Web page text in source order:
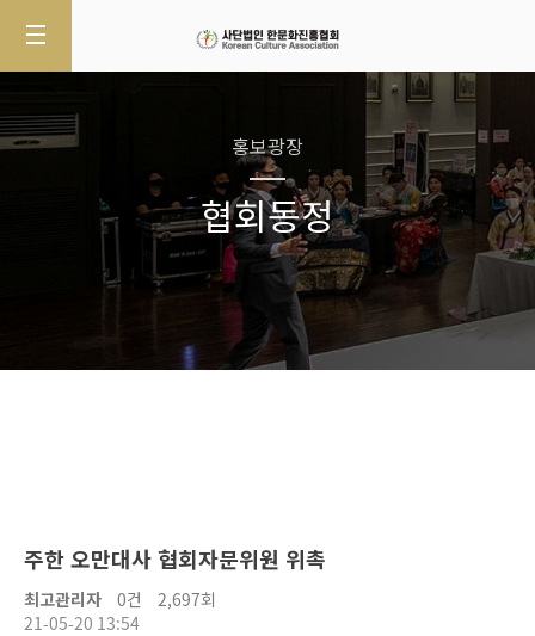
홍보광장
협회동정
주한 오만대사 협회자문위원 위촉
최고관리자 0건
2,697회
21-05-20 13:54